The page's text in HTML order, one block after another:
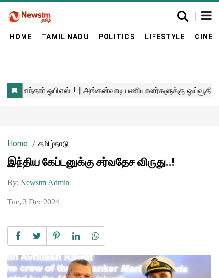
HOME TAMIL NADU POLITICS LIFESTYLE
Home தமிழ்நாடு
இந்திய கேப்டனுக்கு சர்வதேச விருது..!
By: Newstm Admin
Tue, 3 Dec 2024